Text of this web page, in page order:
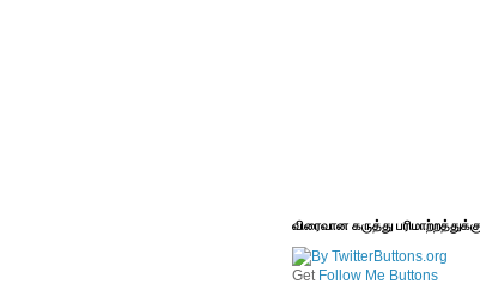
விரைவான கருத்து
Get Follow Me Buttons